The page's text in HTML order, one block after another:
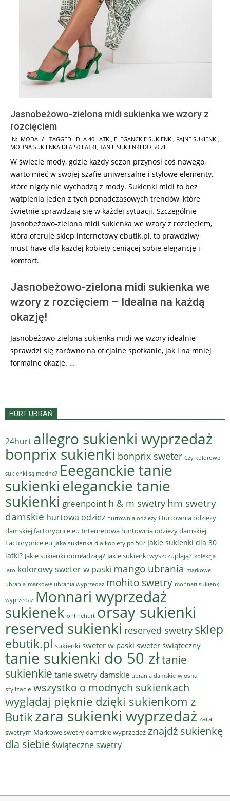
Jasnobeżowo-zielona midi sukienka we wzory z
rozcięciem
2025-
03-
10
IN: MODA TAGGED: DLA 40 LATKI, ELEGANCKIE SUKIENKI, FAJNE SUKIENKI,
MODNA SUKIENKA DLA 50 LATKI, TANIE SUKIENKI DO 50 ZŁ
W świecie mody, gdzie każdy sezon przynosi coś nowego,
warto mieć w swojej szafie uniwersalne i stylowe elementy,
które nigdy nie wychodzą z mody. Sukienki midi to bez
wątpienia jeden z tych ponadczasowych trendów, które
świetnie sprawdzają się w każdej sytuacji. Szczególnie
Jasnobeżowo-zielona midi sukienka we wzory z rozcięciem,
która oferuje sklep internetowy ebutik.pl, to prawdziwy
must-have dla każdej kobiety ceniącej sobie elegancję i
komfort.
Jasnobeżowo-zielona midi sukienka we
wzory z rozcięciem – Idealna na każdą
okazję!
Jasnobeżowo-zielona sukienka midi we wzory idealnie
sprawdzi się zarówno na oficjalne spotkanie, jak i na mniej
formalne okazje. …
HURT UBRAŃ
24hurt allegro sukienki wyprzedaż
bonprix sukienki bonprix sweter Czy kolorowe
sukienki są modne? Eeeganckie tanie
sukienkieleganckie tanie
sukienki greenpoint h & m swetry hm swetry
damskie hurtowa odziez hurtownia odzieży Hurtownia odzieży
damskiej factoryprice.eu Internetowa hurtownia odzieży damskiej
Factoryprice.eu Jaka sukienka dla kobiety po 50? Jakie sukienki dla 30
latki? Jakie sukienki odmładzają? Jakie sukienki wyszczuplają? kolekcja
lato kolorowy sweter w paski mango ubrania markowe
ubrania markowe ubrania wyprzedaż mohito swetry monnari sukienki
wyprzedaż Monnari wyprzedaż
sukienek onlinehurt orsay sukienki
reserved sukienki reserved swetry sklep
ebutik.pl sukienki sweter w paski sweter świąteczny
tanie sukienki do 50 złtanie
sukienkie tanie swetry damskie ubrania damskie wiosna
stylizacje wszystko o modnych sukienkach
wyglądaj pięknie dzięki sukienkom z
Butik zara sukienki wyprzedaż zara
swetrym Markowe swetry damskie wyprzedaż znajdź sukienkę
dla siebieświąteczne swetry